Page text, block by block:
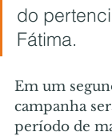
do
Fátima.
Em um
campanha
período de